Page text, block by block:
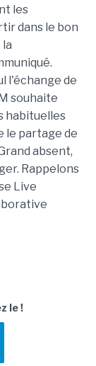
les
dans le bon
l'échange de
souhaite
habituelles
le partage de
absent,
Rappelons
Live
le !